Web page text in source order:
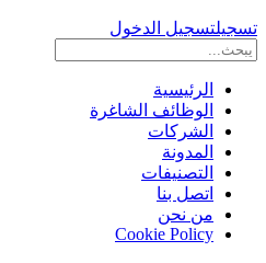
تسجيلتسجيل الدخول
الرئيسية
الوظائف الشاغرة
الشركات
المدونة
التصنيفات
اتصل بنا
من نحن
Cookie Policy